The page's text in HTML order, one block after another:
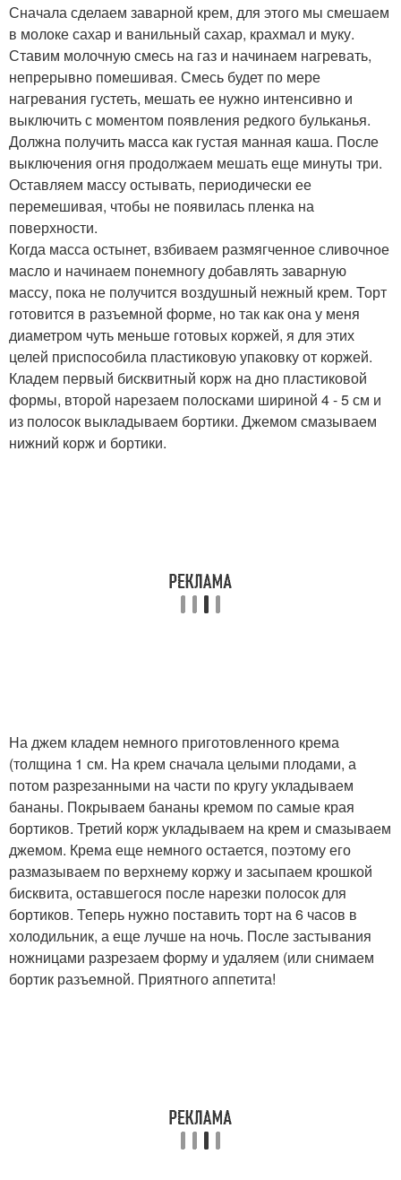
Сначала сделаем заварной крем, для этого мы смешаем
в молоке сахар и ванильный сахар, крахмал и муку.
Ставим молочную смесь на газ и начинаем нагревать,
непрерывно помешивая. Смесь будет по мере
нагревания густеть, мешать ее нужно интенсивно и
выключить с моментом появления редкого бульканья.
Должна получить масса как густая манная каша. После
выключения огня продолжаем мешать еще минуты три.
Оставляем массу остывать, периодически ее
перемешивая, чтобы не появилась пленка на
поверхности.
Когда масса остынет, взбиваем размягченное сливочное
масло и начинаем понемногу добавлять заварную
массу, пока не получится воздушный нежный крем. Торт
готовится в разъемной форме, но так как она у меня
диаметром чуть меньше готовых коржей, я для этих
целей приспособила пластиковую упаковку от коржей.
Кладем первый бисквитный корж на дно пластиковой
формы, второй нарезаем полосками шириной 4 - 5 см и
из полосок выкладываем бортики. Джемом смазываем
нижний корж и бортики.
На джем кладем немного приготовленного крема
(толщина 1 см. На крем сначала целыми плодами, а
потом разрезанными на части по кругу укладываем
бананы. Покрываем бананы кремом по самые края
бортиков. Третий корж укладываем на крем и смазываем
джемом. Крема еще немного остается, поэтому его
размазываем по верхнему коржу и засыпаем крошкой
бисквита, оставшегося после нарезки полосок для
бортиков. Теперь нужно поставить торт на 6 часов в
холодильник, а еще лучше на ночь. После застывания
ножницами разрезаем форму и удаляем (или снимаем
бортик разъемной. Приятного аппетита!